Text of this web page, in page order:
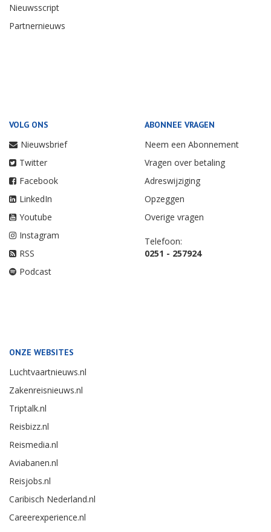
Nieuwsscript
Partnernieuws
VOLG ONS
Nieuwsbrief
Twitter
Facebook
LinkedIn
Youtube
Instagram
RSS
Podcast
ABONNEE VRAGEN
Neem een Abonnement
Vragen over betaling
Adreswijziging
Opzeggen
Overige vragen
Telefoon:
0251 - 257924
ONZE WEBSITES
Luchtvaartnieuws.nl
Zakenreisnieuws.nl
Triptalk.nl
Reisbizz.nl
Reismedia.nl
Aviabanen.nl
Reisjobs.nl
Caribisch Nederland.nl
Careerexperience.nl